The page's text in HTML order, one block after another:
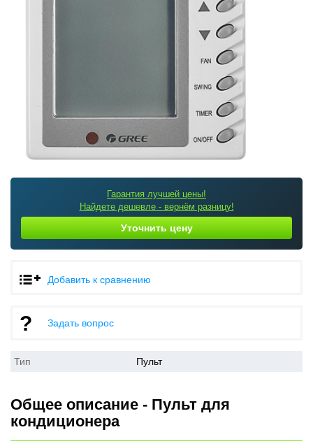
Гарантия лучшей цены!
Найдете дешевле - вернём разницу!
Уточнить цену
Добавить к сравнению
Задать вопрос
Тип Пульт
Общее описание - Пульт для
кондиционера